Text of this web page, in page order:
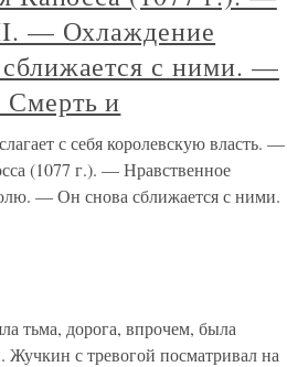
— Охлаждение
с ними. —
и
с себя королевскую власть. —
(1077 г.). — Нравственное
— Он снова сближается с ними.
дорога, впрочем, была
с тревогой посматривал на